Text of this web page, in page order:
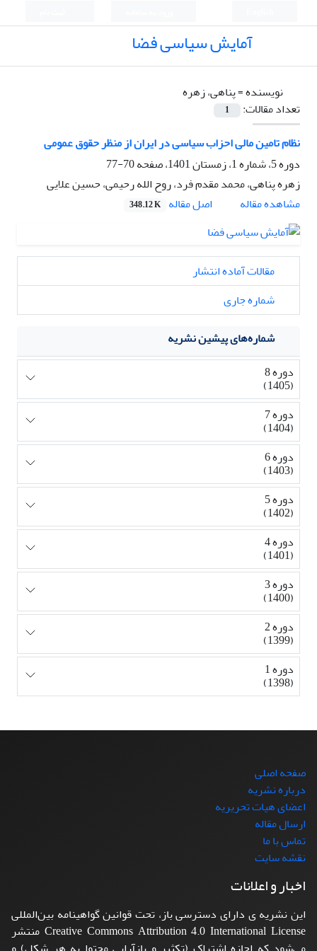
آمایش سیاسی فضا
نویسنده =پناهی، زهره
تعداد مقالات:
1
نظام تامین مالی احزاب سیاسی در ایران از منظر حقوق عمومی
دوره 5، شماره 1، زمستان 1401، صفحه
70-77
زهره پناهی، محمد مقدم فرد، روح الله رحیمی، حسین علایی
مشاهده مقاله
اصل مقاله 348.12 K
مقالات آماده انتشار
شماره جاری
شماره‌های پیشین نشریه
دوره 8
(1405)
دوره 7
(1404)
دوره 6
(1403)
دوره 5
(1402)
دوره 4
(1401)
دوره 3
(1400)
دوره 2
(1399)
دوره 1
(1398)
صفحه اصلی
درباره نشریه
اعضای هیات تحریریه
ارسال مقاله
تماس با ما
نقشه سایت
اخبار و اعلانات
این نشریه ی دارای دسترسی باز، تحت قوانین گواهینامه بین‌المللی
Creative Commons Attribution 4.0 International License منتشر